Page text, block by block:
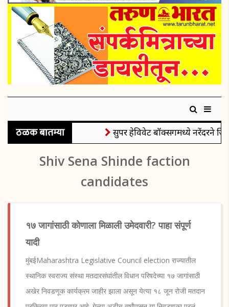
ठळक बातम्या सुपर हेविवेट बॉक्सिंगमध्ये नरेंदरने
Shiv Sena Shinde faction
candidates
१७ जागांसाठी कोणाला मिळाली उमेदवारी? पाहा संपूर्ण
यादी
मुंबईMaharashtra Legislative Council election राज्यातील
स्थानिक स्वराज्य संस्था मतदारसंघांतील विधान परिषदेच्या १७ जागांसाठी
अखेर निवडणूक कार्यक्रम जाहीर झाला असून येत्या १८ जून रोजी मतदान